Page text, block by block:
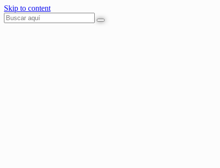
Skip to content